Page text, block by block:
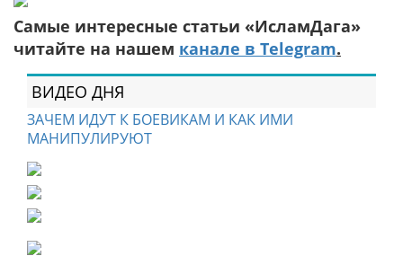
Самые интересные статьи «ИсламДага»
читайте на нашем канале в Telegram.
ВИДЕО ДНЯ
ЗАЧЕМ ИДУТ К БОЕВИКАМ И КАК ИМИ
МАНИПУЛИРУЮТ